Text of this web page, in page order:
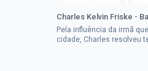
Charles Kelvin Friske -
Pela influência da irmã
cidade, Charles resolveu